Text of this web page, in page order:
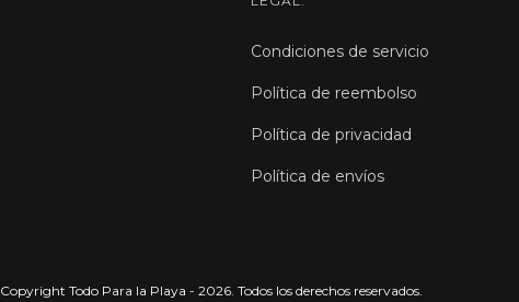
Condiciones de servicio
Política de reembolso
Política de privacidad
Política de envíos
Copyright Todo Para la Playa - 2026. Todos los derechos reservados.